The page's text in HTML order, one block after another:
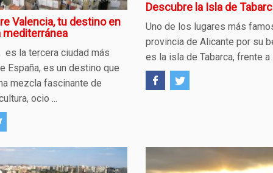
Valencia, tu destino en
mediterránea
es la tercera ciudad más
España, es un destino que
mezcla fascinante de
ocio ...
Descubre la Isla de
Uno de los lugares más
provincia de Alicante por su
es la isla de Tabarca, frente a